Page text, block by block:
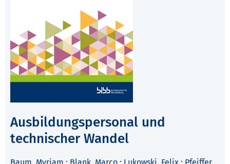
Ausbildungspersonal und
technischer Wandel